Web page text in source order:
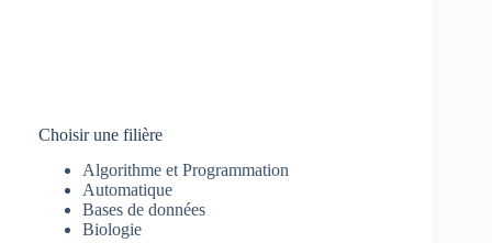
Choisir une filière
Algorithme et Programmation
Automatique
Bases de données
Biologie